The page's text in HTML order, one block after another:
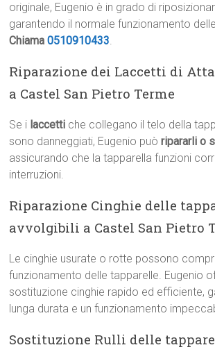
originale, Eugenio è in grado di
garantendo il normale funzionamento
Chiama0510910433.
Riparazione dei Laccetti di
a Castel San Pietro Terme
Se i laccetti che collegano il telo della
sono danneggiati, Eugenio puòripararli o
assicurando che la tapparella funzioni
interruzioni.
Riparazione Cinghie delle
avvolgibili a Castel San Pietro
Le cinghie usurate o rotte possono
funzionamento delle tapparelle. Eugenio
sostituzione cinghie rapido ed efficiente,
lunga durata e un funzionamento
Sostituzione Rulli delle